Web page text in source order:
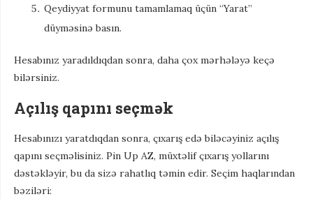
Qeydiyyat formunu tamamlamaq üçün “Yarat”
düyməsinə basın.
Hesabınız yaradıldıqdan sonra, daha çox mərhələyə keçə
bilərsiniz.
Açılış qapını seçmək
Hesabınızı yaratdıqdan sonra, çıxarış edə biləcəyiniz açılış
qapını seçməlisiniz. Pin Up AZ, müxtəlif çıxarış yollarını
dəstəkləyir, bu da sizə rahatlıq təmin edir. Seçim haqlarından
bəziləri: